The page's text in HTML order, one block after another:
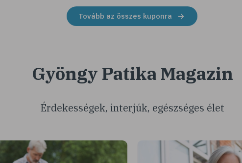
Tovább az összes kuponra
Gyöngy Patika Magazin
Érdekességek, interjúk, egészséges élet